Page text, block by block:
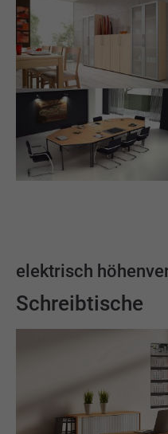
elektrisch
Schreibtische